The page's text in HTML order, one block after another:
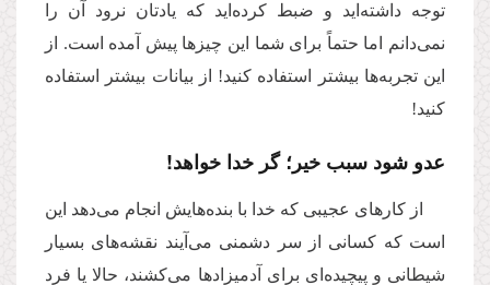
توجه داشته‌اید و ضبط کرده‌اید که یادتان نرود آن را
نمی‌دانم اما حتماً برای شما این چیزها پیش آمده است. از
این تجربه‌ها بیشتر استفاده کنید! از بیانات بیشتر استفاده
کنید!
عدو شود سبب خیر؛ گر خدا خواهد!
از کارهای عجیبی که خدا با بنده‌هایش انجام می‌دهد این
است که کسانی از سر دشمنی می‌آیند نقشه‌های بسیار
شیطانی و پیچیده‌ای برای آدمیزادها می‌کشند، حالا یا فرد